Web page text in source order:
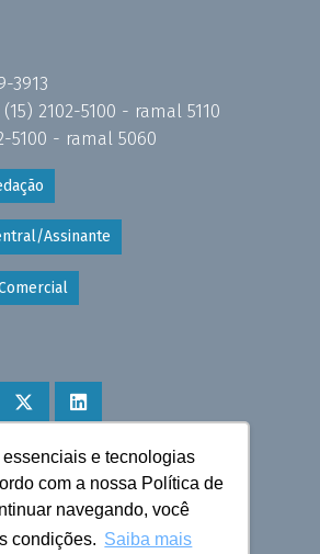
e tecnologias
com a nossa Política de
navegando, você
condições. Saiba mais
3913
(15) 2102-5100 - ramal 5110
5100 - ramal 5060
Assinante
aplicativo